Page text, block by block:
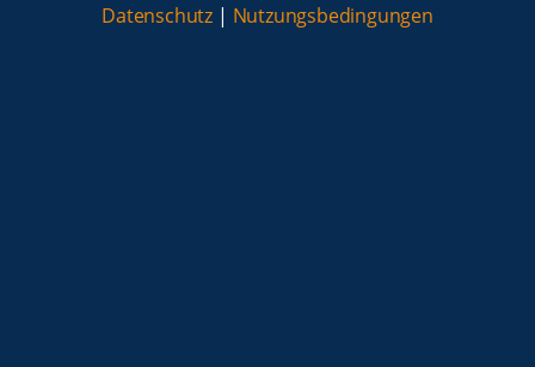
Datenschutz | Nutzungsbedingungen